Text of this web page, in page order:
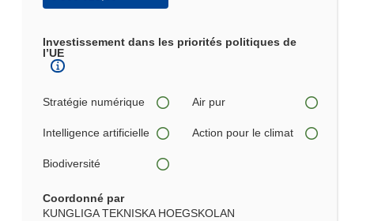
Investissement dans les priorités politiques de
l’UE
Stratégie numérique Air pur
Intelligence artificielle Action pour le climat
Biodiversité
Coordonné par
KUNGLIGA TEKNISKA HOEGSKOLAN